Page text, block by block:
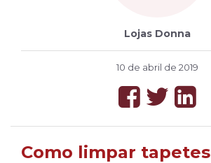
Lojas Donna
10 de abril de 2019
Como limpar tapetes